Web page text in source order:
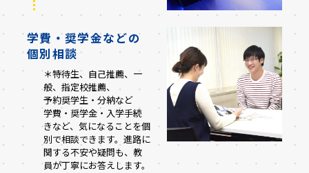
学費・奨学金などの
個別相談
＊特待生、自己推薦、一
般、指定校推薦、
予約奨学生・分納など
学費・奨学金・入学手続
きなど、気になることを個
別で相談できます。進路に
関する不安や疑問も、教
員が丁寧にお答えします。